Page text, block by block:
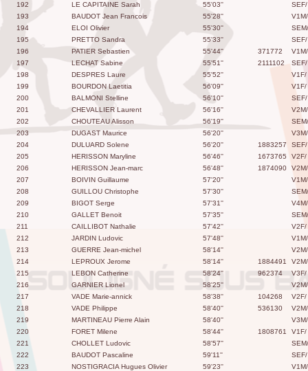
192
LE CAPITAINE Sarah 55'03''
SEF/
193
BAUDOT Jean Francois 55'28''
V1M/
194
ELOI Olivier 55'30''
SEM/
195
PRETTO Sandra 55'33''
SEF/
196
PATIER Sebastien 55'44'' 371772
V1M/
197
LECHAT Sabine 55'51'' 2111102
SEF/
198
DESPRES Laure 55'52''
V1F/
199
BOURDON Laetitia 56'09''
V1F/
200
BALMONI Stelline 56'10''
SEF/
201
CHEVALLIER Laurent 56'16''
V2M/
202
CHOUTEAU Alisson 56'19''
SEM/
203
DUGAST Maurice 56'20''
V3M/
204
DULUARD Solene 56'20'' 1883257
SEF/
205
HERISSON Maryline 56'46'' 1673765
V2F/
206
HERISSON Jean-marc 56'48'' 1874090
V2M/
207
BOIVIN Guillaume 57'20''
V1M/
208
GUILLOU Christophe 57'30''
SEM/
209
BIGOT Serge 57'31''
V4M/
210
GALLET Benoit 57'35''
SEM/
211
CAILLIBOT Nathalie 57'42''
V2F/
212
JARDIN Ludovic 57'48''
V1M/
213
GUERRE Jean-michel 58'14''
V2M/
214
LEPROUX Jerome 58'14'' 1884491
V2M/
215
LEBON Catherine 58'24'' 962374
V3F/
216
GARNIER Lionel 58'25''
V2M/
217
VADE Marie-annick 58'38'' 104268
V2F/
218
VADE Philippe 58'40'' 536130
V2M/
219
MARTINEAU Pierre Alain 58'40''
V3M/
220
FORET Milene 58'44'' 1808761
V1F/
221
CHOLLET Ludovic 58'57''
SEM/
222
BAUDOT Pascaline 59'11''
SEF/
223
NOSTIGRACIA Hugues Olivier 59'23''
V1M/